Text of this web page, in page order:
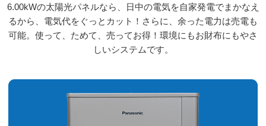
6.00kWの太陽光パネルなら、日中の電気を自家発電でまかなえ
るから、電気代をぐっとカット！さらに、余った電力は売電も
可能。使って、ためて、売ってお得！環境にもお財布にもやさ
しいシステムです。